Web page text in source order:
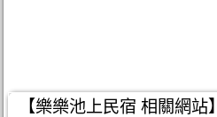
【樂樂池上民宿 相關網站】